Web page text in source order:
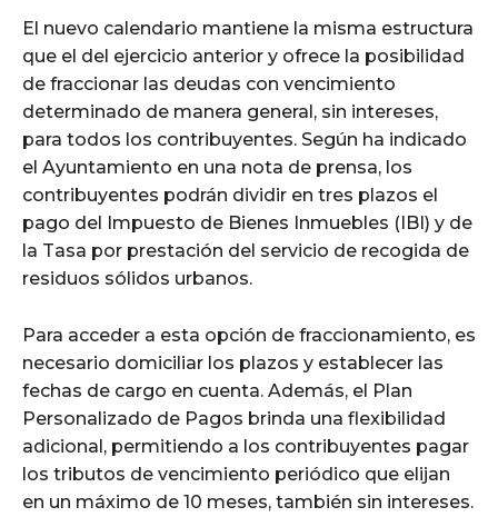
El nuevo calendario mantiene la misma estructura
que el del ejercicio anterior y ofrece la posibilidad
de fraccionar las deudas con vencimiento
determinado de manera general, sin intereses,
para todos los contribuyentes. Según ha indicado
el Ayuntamiento en una nota de prensa, los
contribuyentes podrán dividir en tres plazos el
pago del Impuesto de Bienes Inmuebles (IBI) y de
la Tasa por prestación del servicio de recogida de
residuos sólidos urbanos.
Para acceder a esta opción de fraccionamiento, es
necesario domiciliar los plazos y establecer las
fechas de cargo en cuenta. Además, el Plan
Personalizado de Pagos brinda una flexibilidad
adicional, permitiendo a los contribuyentes pagar
los tributos de vencimiento periódico que elijan
en un máximo de 10 meses, también sin intereses.